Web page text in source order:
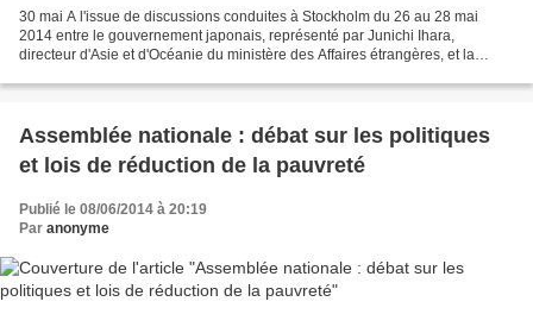
30 mai A l'issue de discussions conduites à Stockholm du 26 au 28 mai
2014 entre le gouvernement japonais, représenté par Junichi Ihara,
directeur d'Asie et d'Océanie du ministère des Affaires étrangères, et la
Assemblée nationale : débat sur les politiques
et lois de réduction de la pauvreté
Publié le 08/06/2014 à 20:19
Par anonyme